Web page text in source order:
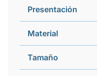
Presentación
Material
Tamaño